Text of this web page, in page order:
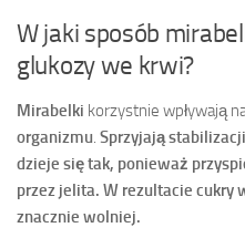
W jaki sposób
glukozy we krwi?
Mirabelki korzystnie wpływają
organizmu. Sprzyjają
dzieje się tak, ponieważ
przez jelita. W rezultacie cukry
znacznie wolniej.